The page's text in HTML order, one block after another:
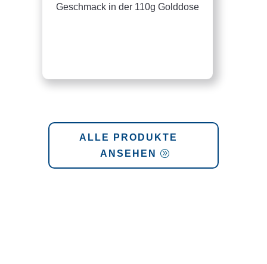
Geschmack in der 110g Golddose
ALLE PRODUKTE
ANSEHEN